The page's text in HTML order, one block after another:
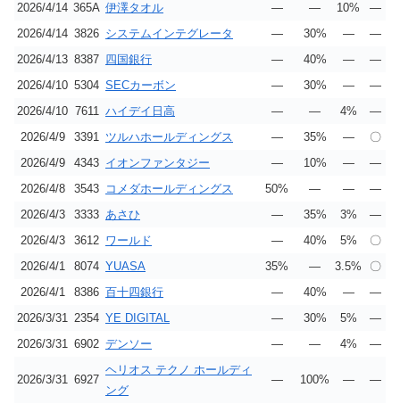
2026/4/14 365A 伊澤タオル ― ― 10%
―
2026/4/14 3826 システムインテグレータ ― 30% ―
―
2026/4/13 8387 四国銀行 ― 40% ―
―
2026/4/10 5304 SECカーボン ― 30% ―
―
2026/4/10 7611 ハイデイ日高 ― ― 4%
―
2026/4/9
3391 ツルハホールディングス ― 35% ―
〇
2026/4/9
4343 イオンファンタジー ― 10% ―
―
2026/4/8
3543 コメダホールディングス 50% ― ―
―
2026/4/3
3333 あさひ ― 35% 3%
―
2026/4/3
3612 ワールド ― 40% 5%
〇
2026/4/1
8074 YUASA 35% ― 3.5%
〇
2026/4/1
8386 百十四銀行 ― 40% ―
―
2026/3/31
2354 YE DIGITAL ― 30% 5%
―
2026/3/31 6902 デンソー ― ― 4% ―
2026/3/31 6927
ヘリオス テクノ ホールディ
ング
― 100% ― ―